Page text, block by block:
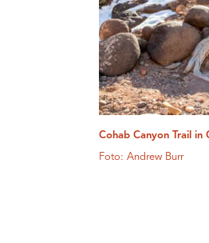
Cohab Canyon Trail in
Foto: Andrew Burr